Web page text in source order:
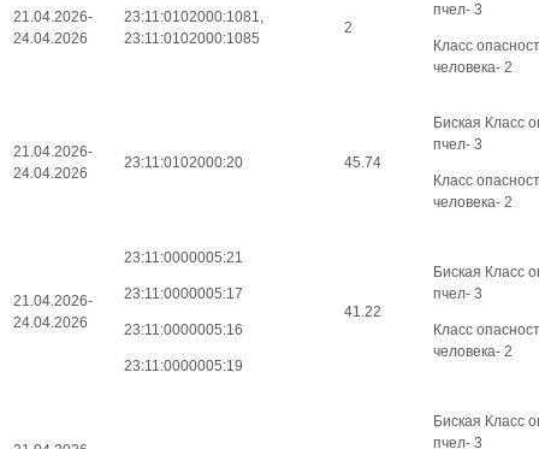
21.04.2026-
24.04.2026
23:11:0102000:1081,
23:11:0102000:1085
2
пчел- 3
Класс
человека- 2
21.04.2026-
24.04.2026
23:11:0102000:20 45.74
Биская Класс
пчел- 3
Класс
человека- 2
21.04.2026-
24.04.2026
23:11:0000005:21
23:11:0000005:17
23:11:0000005:16
23:11:0000005:19
41.22
Биская Класс
пчел- 3
Класс
человека- 2
Биская Класс
пчел- 3